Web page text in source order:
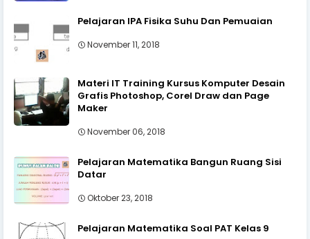
Pelajaran IPA Fisika Suhu Dan Pemuaian
November 11, 2018
Materi IT Training Kursus Komputer Desain
Grafis Photoshop, Corel Draw dan Page
Maker
November 06, 2018
Pelajaran Matematika Bangun Ruang Sisi
Datar
Oktober 23, 2018
Pelajaran Matematika Soal PAT Kelas 9